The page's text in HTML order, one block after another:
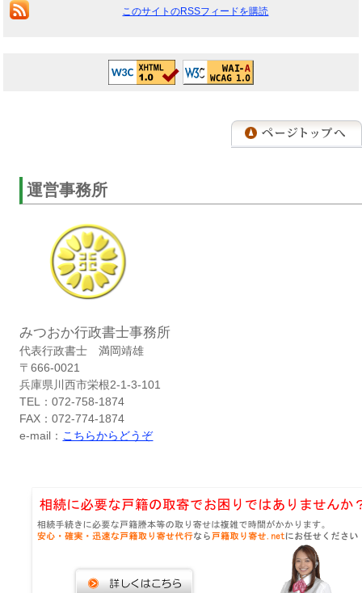
このサイトのRSSフィードを購読
運営事務所
みつおか行政書士事務所
代表行政書士 満岡靖雄
〒666-0021
兵庫県川西市栄根2-1-3-101
TEL：072-758-1874
FAX：072-774-1874
e-mail： こちらからどうぞ